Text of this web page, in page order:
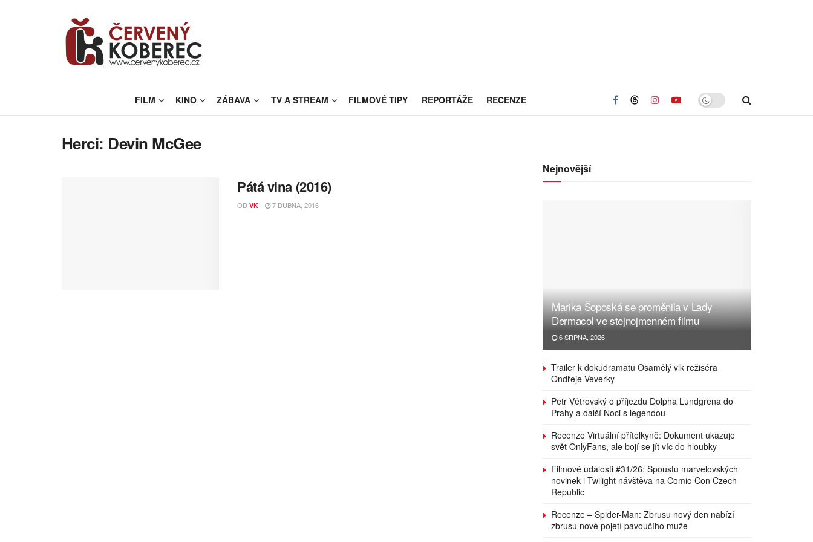
FILM KINO ZÁBAVA TV A STREAM FILMOVÉ TIPY REPORTÁŽE RECENZE
Herci: Devin McGee
Pátá vlna (2016)
OD VK 7 DUBNA, 2016
Nejnovější
Marika Šoposká se proměnila v Lady
Dermacol ve stejnojmenném filmu
6 SRPNA, 2026
Trailer k dokudramatu Osamělý vlk režiséra
Ondřeje Veverky
Petr Větrovský o příjezdu Dolpha Lundgrena do
Prahy a další Noci s legendou
Recenze Virtuální přítelkyně: Dokument ukazuje
svět OnlyFans, ale bojí se jít víc do hloubky
Filmové události #31/26: Spoustu marvelovských
novinek i Twilight návštěva na Comic-Con Czech
Republic
Recenze – Spider-Man: Zbrusu nový den nabízí
zbrusu nové pojetí pavoučího muže